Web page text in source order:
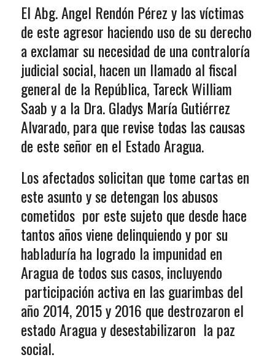
El Abg. Angel Rendón Pérez y las víctimas
de este agresor haciendo uso de su derecho
a exclamar su necesidad de una contraloría
judicial social, hacen un llamado al fiscal
general de la República, Tareck William
Saab y a la Dra. Gladys María Gutiérrez
Alvarado, para que revise todas las causas
de este señor en el Estado Aragua.
Los afectados solicitan que tome cartas en
este asunto y se detengan los abusos
cometidos por este sujeto que desde hace
tantos años viene delinquiendo y por su
habladuría ha logrado la impunidad en
Aragua de todos sus casos, incluyendo
participación activa en las guarimbas del
año 2014, 2015 y 2016 que destrozaron el
estado Aragua y desestabilizaron la paz
social.